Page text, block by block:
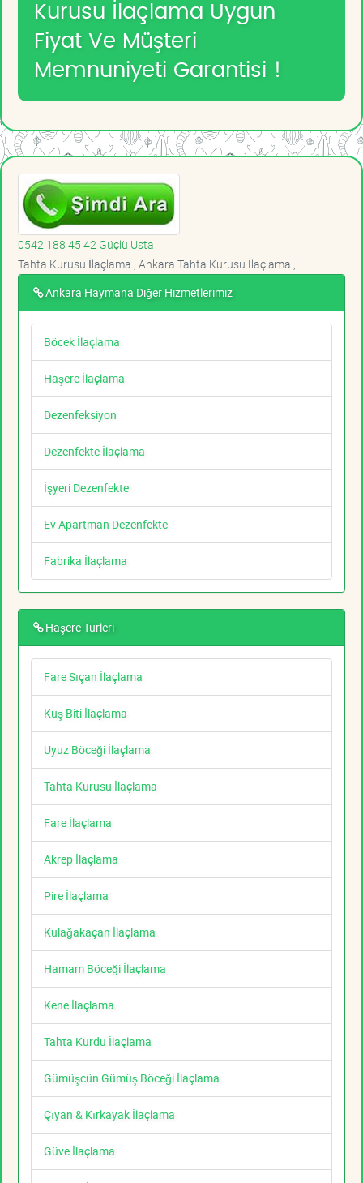
Kurusu İlaçlama Uygun
Fiyat Ve Müşteri
Memnuniyeti Garantisi !
0542 188 45 42 Güçlü Usta
Tahta Kurusu İlaçlama , Ankara Tahta Kurusu İlaçlama ,
Ankara Haymana Diğer Hizmetlerimiz
Böcek İlaçlama
Haşere İlaçlama
Dezenfeksiyon
Dezenfekte İlaçlama
İşyeri Dezenfekte
Ev Apartman Dezenfekte
Fabrika İlaçlama
Haşere Türleri
Fare Sıçan İlaçlama
Kuş Biti İlaçlama
Uyuz Böceği İlaçlama
Tahta Kurusu İlaçlama
Fare İlaçlama
Akrep İlaçlama
Pire İlaçlama
Kulağakaçan İlaçlama
Hamam Böceği İlaçlama
Kene İlaçlama
Tahta Kurdu İlaçlama
Gümüşcün Gümüş Böceği İlaçlama
Çıyan & Kırkayak İlaçlama
Güve İlaçlama